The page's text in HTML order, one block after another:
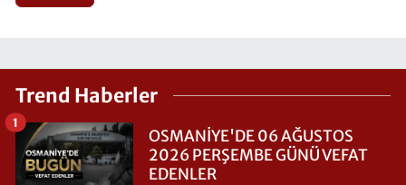
Trend Haberler
OSMANİYE'DE 06 AĞUSTOS
2026 PERŞEMBE GÜNÜ VEFAT
EDENLER
1